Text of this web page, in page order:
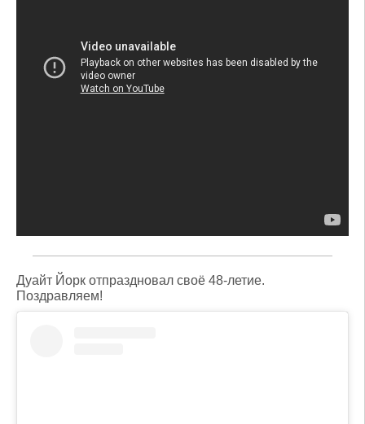
Дуайт Йорк отпраздновал своё 48-летие.
Поздравляем!